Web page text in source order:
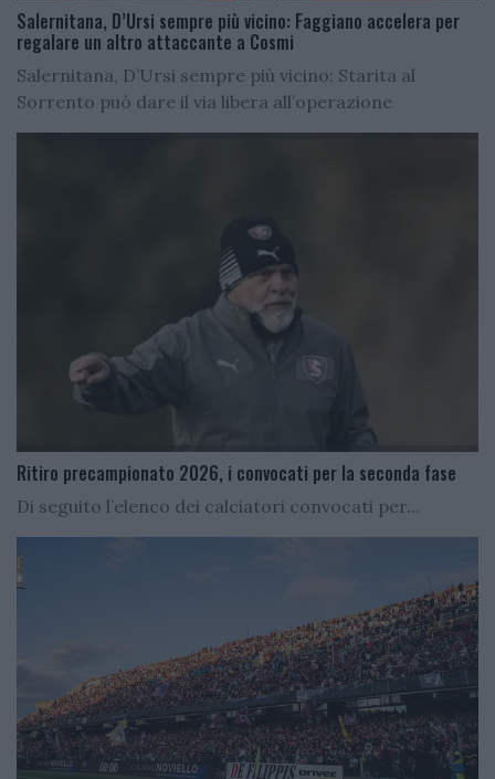
Salernitana, D’Ursi sempre più vicino: Faggiano accelera per
regalare un altro attaccante a Cosmi
Salernitana, D’Ursi sempre più vicino: Starita al
Sorrento può dare il via libera all’operazione
Ritiro precampionato 2026, i convocati per la seconda fase
Di seguito l’elenco dei calciatori convocati per...